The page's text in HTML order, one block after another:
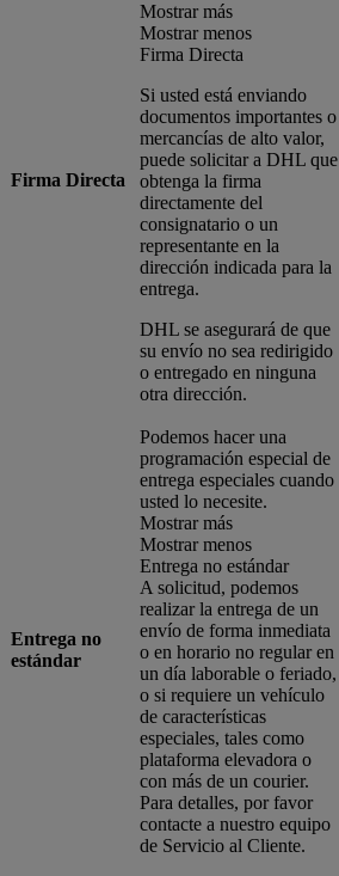
Firma Directa
Mostrar más
Mostrar menos
Firma Directa
Si usted está enviando
documentos importantes o
mercancías de alto valor,
puede solicitar a DHL que
obtenga la firma
directamente del
consignatario o un
representante en la
dirección indicada para la
entrega.
DHL se asegurará de que
su envío no sea redirigido
o entregado en ninguna
otra dirección.
Entrega no
estándar
Podemos hacer una
programación especial de
entrega especiales cuando
usted lo necesite.
Mostrar más
Mostrar menos
Entrega no estándar
A solicitud, podemos
realizar la entrega de un
envío de forma inmediata
o en horario no regular en
un día laborable o feriado,
o si requiere un vehículo
de características
especiales, tales como
plataforma elevadora o
con más de un courier.
Para detalles, por favor
contacte a nuestro equipo
de Servicio al Cliente.